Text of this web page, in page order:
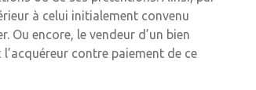
à celui initialement convenu
Ou encore, le vendeur d’un bien
contre paiement de ce